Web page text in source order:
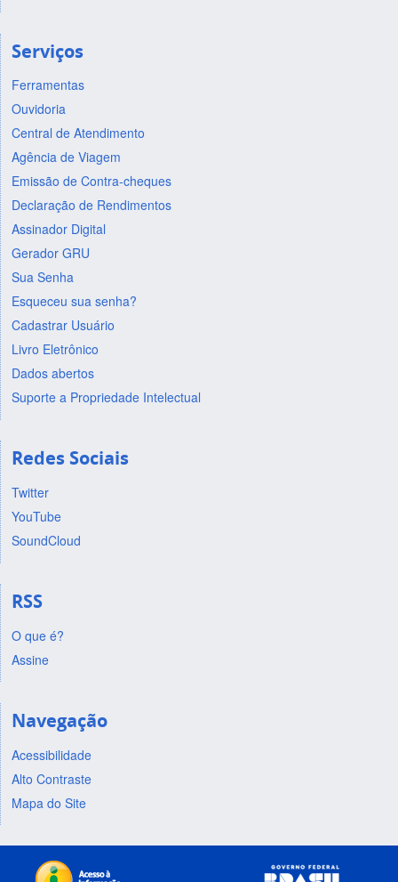
Serviços
Ferramentas
Ouvidoria
Central de Atendimento
Agência de Viagem
Emissão de Contra-cheques
Declaração de Rendimentos
Assinador Digital
Gerador GRU
Sua Senha
Esqueceu sua senha?
Cadastrar Usuário
Livro Eletrônico
Dados abertos
Suporte a Propriedade Intelectual
Redes Sociais
Twitter
YouTube
SoundCloud
RSS
O que é?
Assine
Navegação
Acessibilidade
Alto Contraste
Mapa do Site